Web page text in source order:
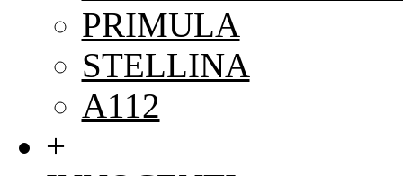
PRIMULA
STELLINA
A112
+